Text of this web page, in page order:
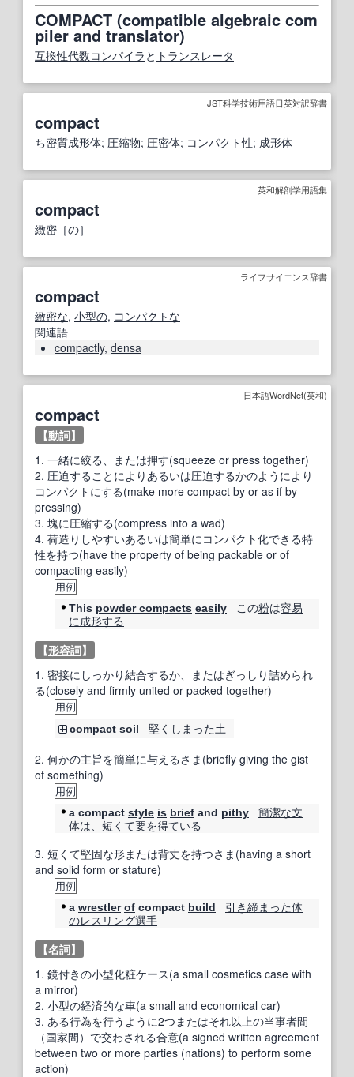
COMPACT (compatible algebraic com
piler and translator)
互換性代数コンパイラ と トランスレータ
JST科学技術用語日英対訳辞書
compact
ち密質成形体; 圧縮物; 圧密体; コンパクト性; 成形体
英和解剖学用語集
compact
緻密 ［の］
ライフサイエンス辞書
compact
緻密な, 小型の, コンパクトな
関連語
compactly, densa
日本語WordNet(英和)
compact
【動詞】
1. 一緒に絞る、または押す(squeeze or press together)
2. 圧迫することによりあるいは圧迫するかのようにより
コンパクトにする(make more compact by or as if by
pressing)
3. 塊に圧縮する(compress into a wad)
4. 荷造りしやすいあるいは簡単にコンパクト化できる特
性を持つ(have the property of being packable or of
compacting easily)
用例
This powder compacts easily この粉は容易
に成形する
【形容詞】
1. 密接にしっかり結合するか、またはぎっしり詰められ
る(closely and firmly united or packed together)
用例
compact soil 堅く しまった土
2. 何かの主旨を簡単に与えるさま(briefly giving the gist
of something)
用例
a compact style is brief and pithy 簡潔な文
体は、 短く て要を得ている
3. 短くて堅固な形または背丈を持つさま(having a short
and solid form or stature)
用例
a wrestler of compact build 引き締まった体
のレスリング選手
【名詞】
1. 鏡付きの小型化粧ケース(a small cosmetics case with
a mirror)
2. 小型の経済的な車(a small and economical car)
3. ある行為を行うように2つまたはそれ以上の当事者間
（国家間）で交わされる合意(a signed written agreement
between two or more parties (nations) to perform some
action)